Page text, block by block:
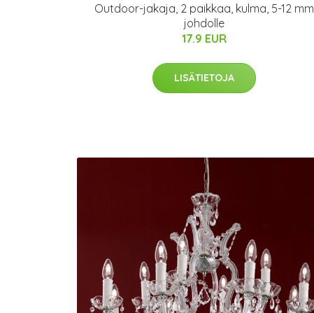
Outdoor-jakaja, 2 paikkaa, kulma, 5-12 mm
johdolle
17.9 EUR
LISÄTIETOJA